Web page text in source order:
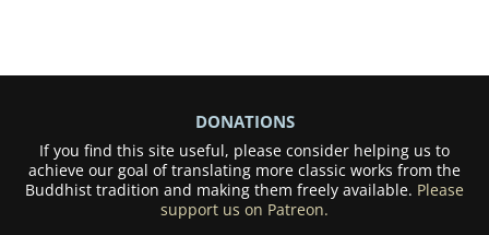
DONATIONS
If you find this site useful, please consider helping us to
achieve our goal of translating more classic works from the
Buddhist tradition and making them freely available. Please
support us on Patreon.